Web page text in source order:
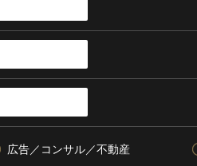
広告／コンサル／不動産